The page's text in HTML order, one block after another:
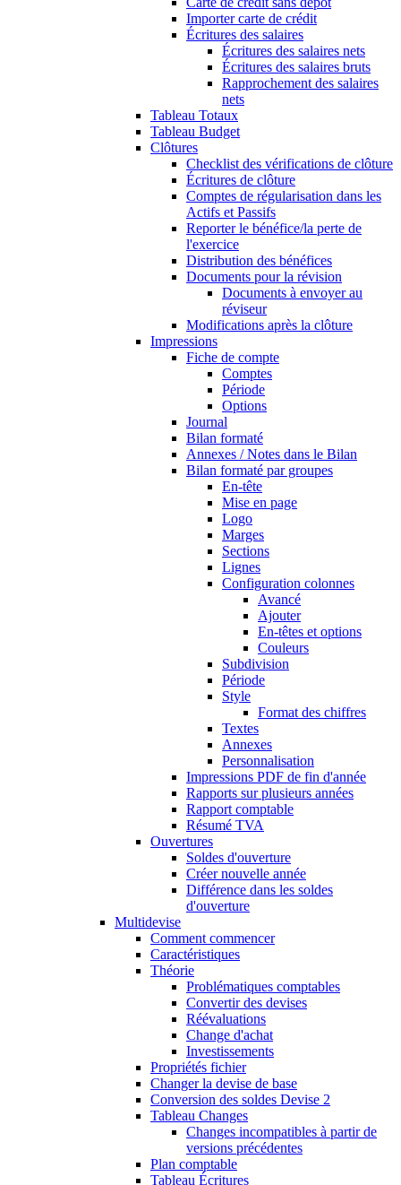
Importer carte de crédit
Écritures des salaires
Écritures des salaires nets
Écritures des salaires bruts
Rapprochement des salaires
nets
Tableau Totaux
Tableau Budget
Clôtures
Checklist des vérifications de clôture
Écritures de clôture
Comptes de régularisation dans les
Actifs et Passifs
Reporter le bénéfice/la perte de
l'exercice
Distribution des bénéfices
Documents pour la révision
Documents à envoyer au
réviseur
Modifications après la clôture
Impressions
Fiche de compte
Comptes
Période
Options
Journal
Bilan formaté
Annexes / Notes dans le Bilan
Bilan formaté par groupes
En-tête
Mise en page
Logo
Marges
Sections
Lignes
Configuration colonnes
Avancé
Ajouter
En-têtes et options
Couleurs
Subdivision
Période
Style
Format des chiffres
Textes
Annexes
Personnalisation
Impressions PDF de fin d'année
Rapports sur plusieurs années
Rapport comptable
Résumé TVA
Ouvertures
Soldes d'ouverture
Créer nouvelle année
Différence dans les soldes
d'ouverture
Multidevise
Comment commencer
Caractéristiques
Théorie
Problématiques comptables
Convertir des devises
Réévaluations
Change d'achat
Investissements
Propriétés fichier
Changer la devise de base
Conversion des soldes Devise 2
Tableau Changes
Changes incompatibles à partir de
versions précédentes
Plan comptable
Tableau Écritures